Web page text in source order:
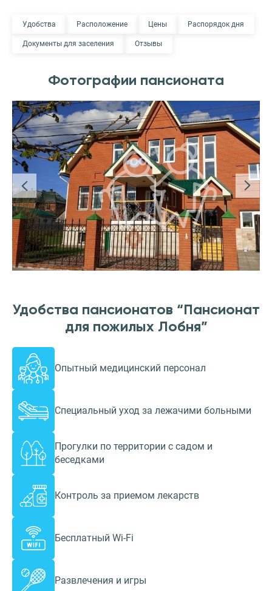
Удобства Расположение Цены Распорядок дня
Документы для заселения Отзывы
Фотографии пансионата
Удобства пансионатов “Пансионат
для пожилых Лобня”
Опытный медицинский персонал
Специальный уход за лежачими больными
Прогулки по территории с садом и
беседками
Контроль за приемом лекарств
Бесплатный Wi-Fi
Развлечения и игры